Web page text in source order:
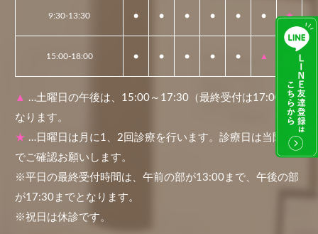
9:30-13:30 ● ● ● ● ● ● ★
15:00-18:00 ● ● ● ● ● ▲
▲ …土曜日の午後は、15:00～17:30（最終受付は17:00）に
なります。
★ …日曜日は月に1、2回診療を行います。診療日は当院ま
でご確認お願いします。
※平日の最終受付時間は、午前の部が13:00まで、午後の部
が17:30までとなります。
※祝日は休診です。